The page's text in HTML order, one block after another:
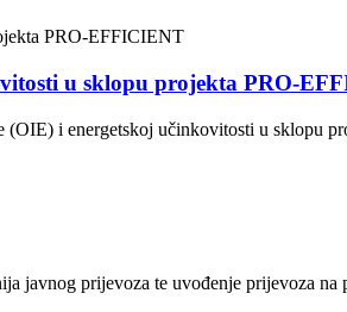
u sklopu projekta PRO-
i energetskoj učinkovitosti u sklopu
javnog prijevoza te uvođenje prijevoza